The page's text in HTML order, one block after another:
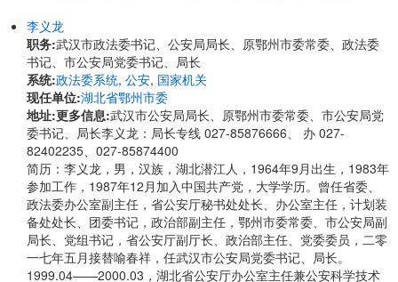
李义龙
职务:武汉市政法委书记、公安局局长、原鄂州市委常委、政法委
书记、市公安局党委书记、局长
系统:政法委系统, 公安, 国家机关
现任单位:湖北省鄂州市委
地址:更多信息:武汉市公安局局长、原鄂州市委常委、市公安局党
委书记、局长李义龙：局长专线 027-85876666、 办 027-
82402235、027-85874400
简历：李义龙，男，汉族，湖北潜江人，1964年9月出生，1983年
参加工作，1987年12月加入中国共产党，大学学历。曾任省委、
政法委办公室副主任，省公安厅秘书处处长、办公室主任，计划装
备处处长、团委书记，政治部副主任，鄂州市委常委、市公安局副
局长、党组书记，省公安厅副厅长、政治部主任、党委委员，二零
一七年五月接替喻春祥，任武汉市公安局党委书记、局长。
1999.04——2000.03，湖北省公安厅办公室主任兼公安科学技术